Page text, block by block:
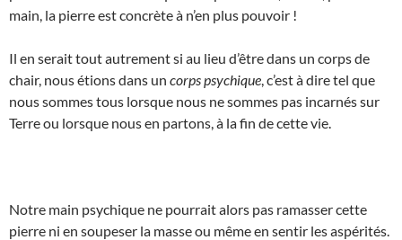
main, la pierre est concrète à n’en plus pouvoir !
Il en serait tout autrement si au lieu d’être dans un corps de
chair, nous étions dans un corps psychique , c’est à dire tel que
nous sommes tous lorsque nous ne sommes pas incarnés sur
Terre ou lorsque nous en partons, à la fin de cette vie.
Notre main psychique ne pourrait alors pas ramasser cette
pierre ni en soupeser la masse ou même en sentir les aspérités.